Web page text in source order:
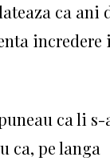
ca ani
incredere
ca li s-
ca, pe langa